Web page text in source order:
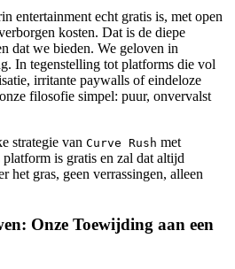
entertainment echt gratis is, met open
kosten. Dat is de diepe
dat we bieden. We geloven in
In tegenstelling tot platforms die vol
irritante paywalls of eindeloze
filosofie simpel: puur, onvervalst
strategie van Curve Rush met
is gratis en zal dat altijd
het gras, geen verrassingen, alleen
Onze Toewijding aan een